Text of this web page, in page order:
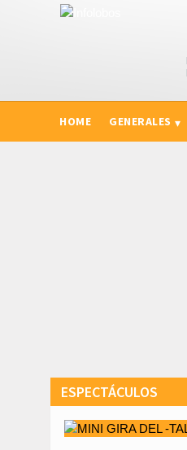
HOME GENERALES
ESPECTÁCULOS